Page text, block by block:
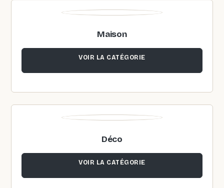
Maison
VOIR LA CATÉGORIE
Déco
VOIR LA CATÉGORIE